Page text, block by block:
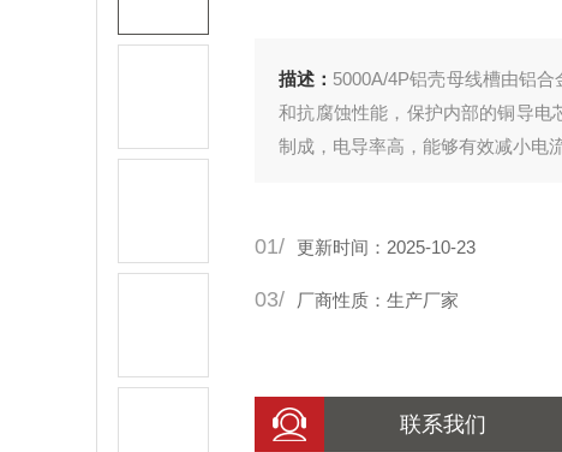
描述： 5000A/4P铝壳母线槽由铝
和抗腐蚀性能，保护内部的铜导电
制成，电导率高，能够有效减小电
01/ 更新时间：2025-10-23
03/ 厂商性质：生产厂家
联系我们